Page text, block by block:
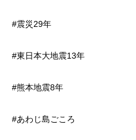
#震災29年
#東日本大地震13年
#熊本地震8年
#あわじ島ごころ